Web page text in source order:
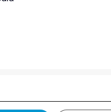
Política de cookiesPolítica